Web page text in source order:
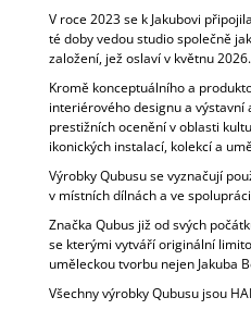
V roce 2023 se k Jakubovi
té doby vedou studio společně
založení, jež oslaví v květnu 2026.
Kromě konceptuálního a
interiérového designu a
prestižních ocenění v oblasti
ikonických instalací, kolekcí a
Výrobky Qubusu se vyznačují
v místních dílnách a ve
Značka Qubus již od svých
se kterými vytváří originální
uměleckou tvorbu nejen Jakuba
Všechny výrobky Qubusu jsou